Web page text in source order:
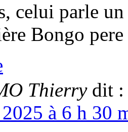
celui parle
Bongo pere
Thierry dit :
à 6 h 30